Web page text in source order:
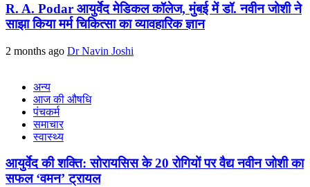
R. A. Podar आयुर्वेद मेडिकल कॉलेज, मुंबई में डॉ. नवीन जोशी ने
साझा किया मर्म चिकित्सा का व्यावहारिक ज्ञान
2 months ago Dr Navin Joshi
अन्य
आज की औषधि
पंचकर्म
समाचार
स्वास्थ्य
आयुर्वेद की शक्ति: सोरायसिस के 20 रोगियों पर वैद्य नवीन जोशी का
सफल ‘वमन’ ट्रायल